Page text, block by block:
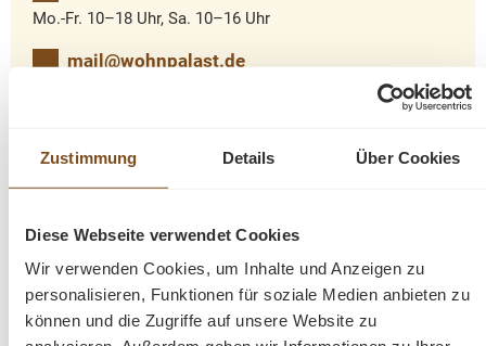
Zustimmung Details Über Cookies
Diese Webseite verwendet Cookies
Wir verwenden Cookies, um Inhalte und Anzeigen zu
personalisieren, Funktionen für soziale Medien anbieten zu
können und die Zugriffe auf unsere Website zu
Mo.-Fr. 10–18 Uhr, Sa. 10–16 Uhr
mail@wohnpalast.de
Produktinformationen "TV-Board Teak
Dieses schöne Teak TV-Board wurde aus recyceltem
Teak gebaut und hat dadurch einen ganz eigenen
Charme. Als Multimedia TV-Board im Wohnbereich oder
als optisches Highlight gekonnt im Durchgangszimmer